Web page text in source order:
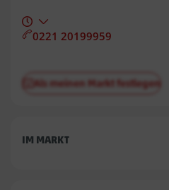
0221 20199959
Als meinen Markt festlegen
IM MARKT